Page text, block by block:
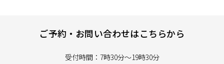
ご予約・お問い合わせはこちらから
受付時間：7時30分～19時30分